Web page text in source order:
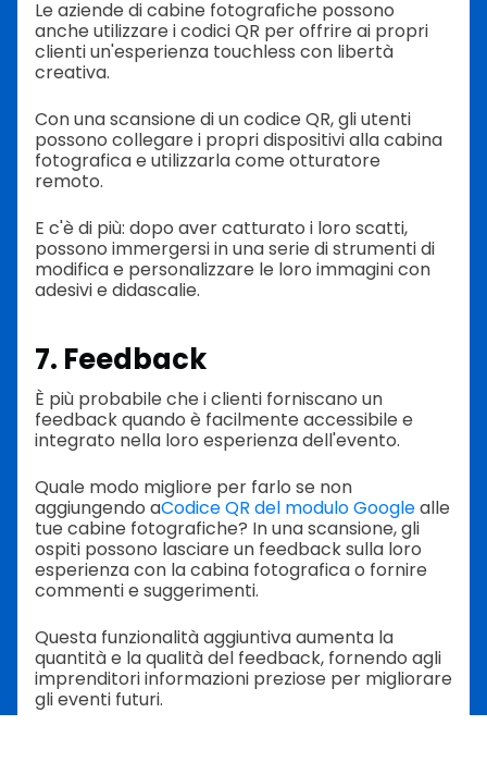
Le aziende di cabine fotografiche possono
anche utilizzare i codici QR per offrire ai propri
clienti un'esperienza touchless con libertà
creativa.
Con una scansione di un codice QR, gli utenti
possono collegare i propri dispositivi alla cabina
fotografica e utilizzarla come otturatore
remoto.
E c'è di più: dopo aver catturato i loro scatti,
possono immergersi in una serie di strumenti di
modifica e personalizzare le loro immagini con
adesivi e didascalie.
7. Feedback
È più probabile che i clienti forniscano un
feedback quando è facilmente accessibile e
integrato nella loro esperienza dell'evento.
Quale modo migliore per farlo se non
aggiungendo aCodice QR del modulo Googlealle
tue cabine fotografiche? In una scansione, gli
ospiti possono lasciare un feedback sulla loro
esperienza con la cabina fotografica o fornire
commenti e suggerimenti.
Questa funzionalità aggiuntiva aumenta la
quantità e la qualità del feedback, fornendo agli
imprenditori informazioni preziose per migliorare
gli eventi futuri.